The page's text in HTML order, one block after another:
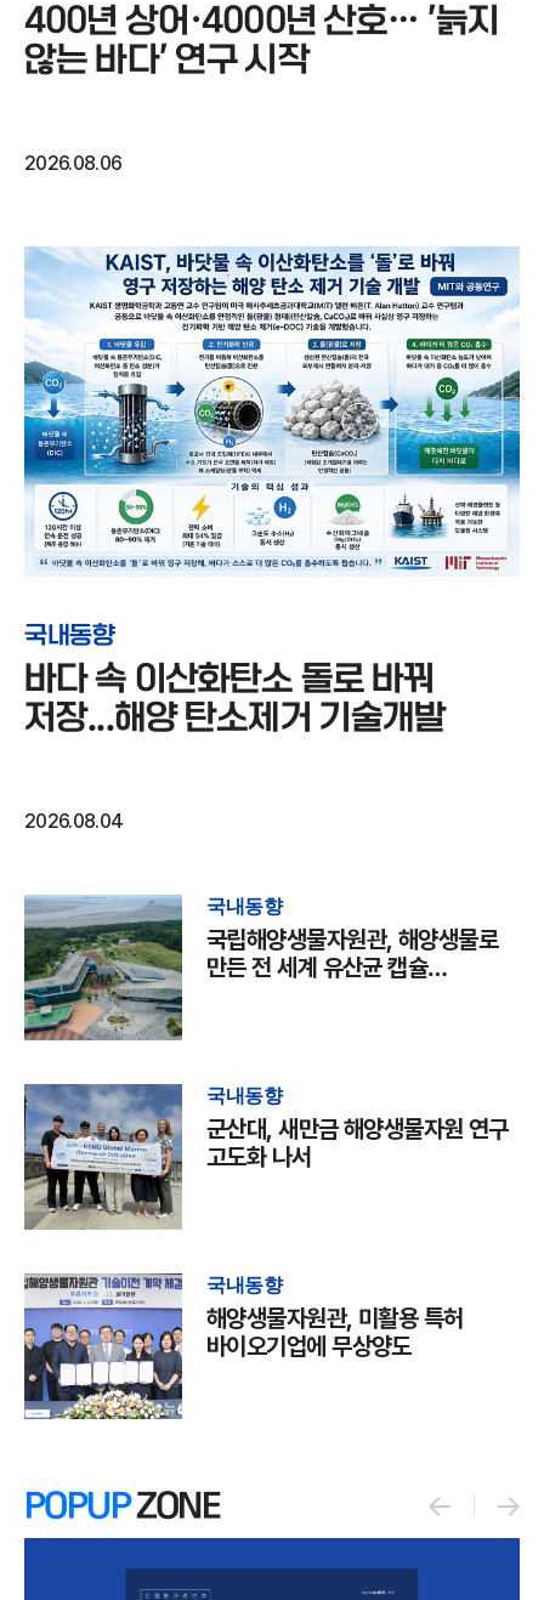
400년 상어·4000년 산호… '늙지
않는 바다' 연구 시작
2026.08.06
국내동향
바다 속 이산화탄소 돌로 바꿔
저장...해양 탄소제거 기술개발
2026.08.04
국내동향
국립해양생물자원관, 해양생물로
만든 전 세계 유산균 캡슐
국내동향
군산대, 새만금 해양생물자원 연구
고도화 나서
국내동향
해양생물자원관, 미활용 특허
바이오기업에 무상양도
POPUPZONE